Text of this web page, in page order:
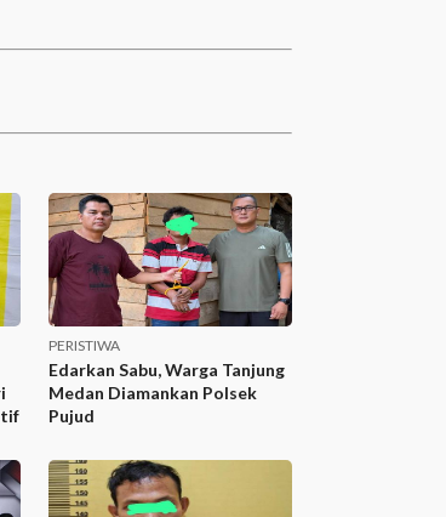
PERISTIWA
Edarkan Sabu, Warga Tanjung
Medan Diamankan Polsek
Pujud